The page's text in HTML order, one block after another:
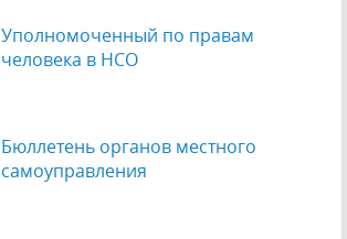
Уполномоченный по правам
человека в НСО
Бюллетень органов местного
самоуправления